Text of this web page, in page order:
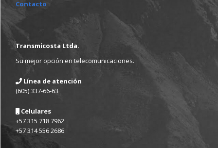
Contacto
Transmicosta Ltda.
Su mejor opción en telecomunicaciones.
 Línea de atención
(605) 337-66-63
Celulares
+57 315 718 7962
+57 314 556 2686